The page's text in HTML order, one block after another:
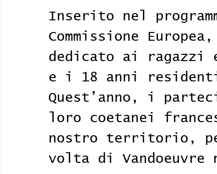
Inserito nel
Commissione
dedicato ai
e i 18 anni
Quest’anno, i
loro coetanei
nostro territorio,
volta di Vandoeuvre